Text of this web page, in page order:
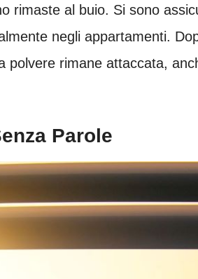
rimaste al buio. Si sono
negli appartamenti.
polvere rimane attaccata,
Parole